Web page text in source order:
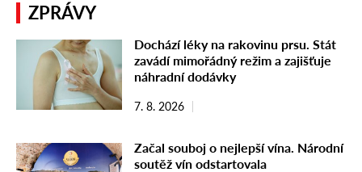
ZPRÁVY
Dochází léky na rakovinu prsu. Stát
zavádí mimořádný režim a zajišťuje
náhradní dodávky
7. 8. 2026
Začal souboj o nejlepší vína. Národní
soutěž vín odstartovala